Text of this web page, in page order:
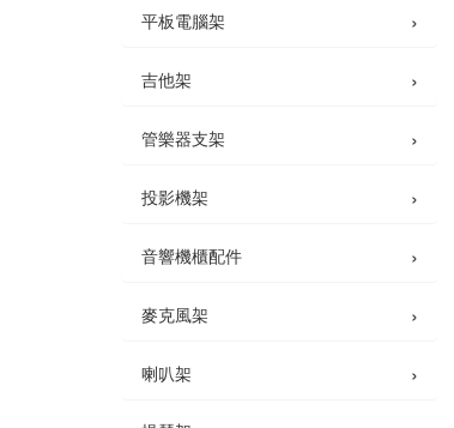
平板電腦架 ›
吉他架 ›
管樂器支架 ›
投影機架 ›
音響機櫃配件 ›
麥克風架 ›
喇叭架 ›